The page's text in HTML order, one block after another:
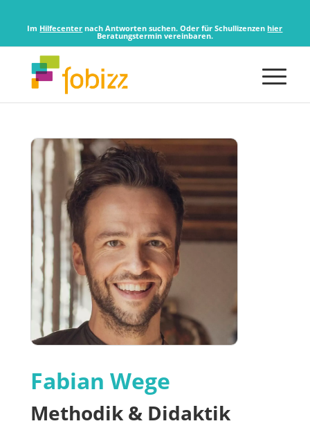
Im Hilfecenter nach Antworten suchen. Oder für Schullizenzenhier
Beratungstermin vereinbaren.
Fabian Wege
Methodik & Didaktik